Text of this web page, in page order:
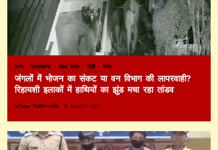
अन्य उत्तराखण्ड खास खबर पौड़ी राज्य
जंगलों में भोजन का संकट या वन विभाग की लापरवाही?
रिहायशी इलाकों में हाथियों का झुंड मचा रहा तांडव
Vinay Kainthola 4 weeks ago